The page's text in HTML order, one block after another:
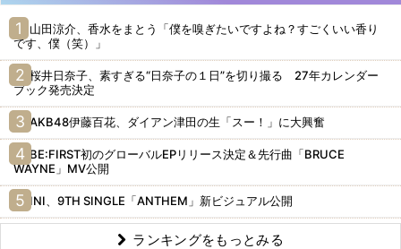
山田涼介、香水をまとう「僕を嗅ぎたいですよね？すごくいい香り
です、僕（笑）」
桜井日奈子、素すぎる“日奈子の１日”を切り撮る 27年カレンダー
ブック発売決定
AKB48伊藤百花、ダイアン津田の生「スー！」に大興奮
BE:FIRST初のグローバルEPリリース決定＆先行曲「BRUCE
WAYNE」MV公開
INI、9TH SINGLE「ANTHEM」新ビジュアル公開
ランキングをもっとみる